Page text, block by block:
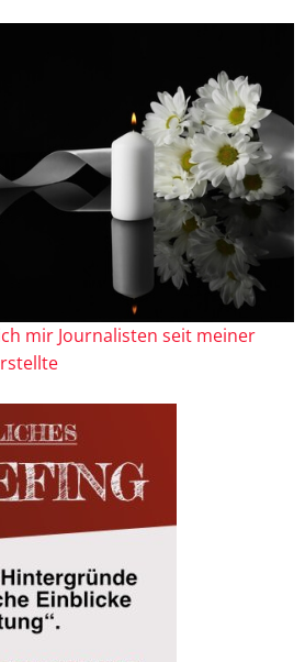
mir Journalisten seit meiner